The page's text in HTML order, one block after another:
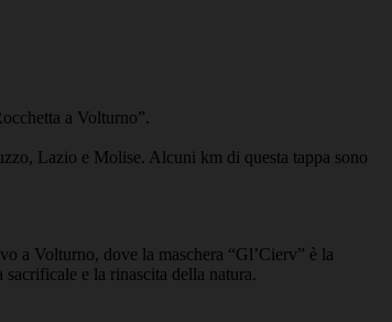
a Volturno”.
Lazio e Molise. Alcuni km di questa tappa sono
a Volturno, dove la maschera “Gl’Cierv” è la
e la rinascita della natura.